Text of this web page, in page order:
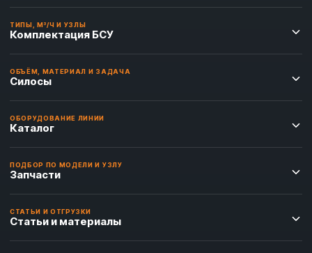
ТИПЫ, М³/Ч И УЗЛЫ
Комплектация БСУ
ОБЪЁМ, МАТЕРИАЛ И ЗАДАЧА
Силосы
ОБОРУДОВАНИЕ ЛИНИИ
Каталог
ПОДБОР ПО МОДЕЛИ И УЗЛУ
Запчасти
СТАТЬИ И ОТГРУЗКИ
Статьи и материалы